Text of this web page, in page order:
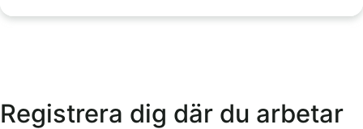
Registrera dig där du arbetar